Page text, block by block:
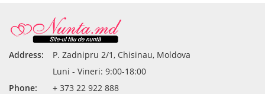
Address:
P. Zadnipru 2/1, Chisinau, Moldova
Luni - Vineri: 9:00-18:00
Phone:
+ 373 22 922 888